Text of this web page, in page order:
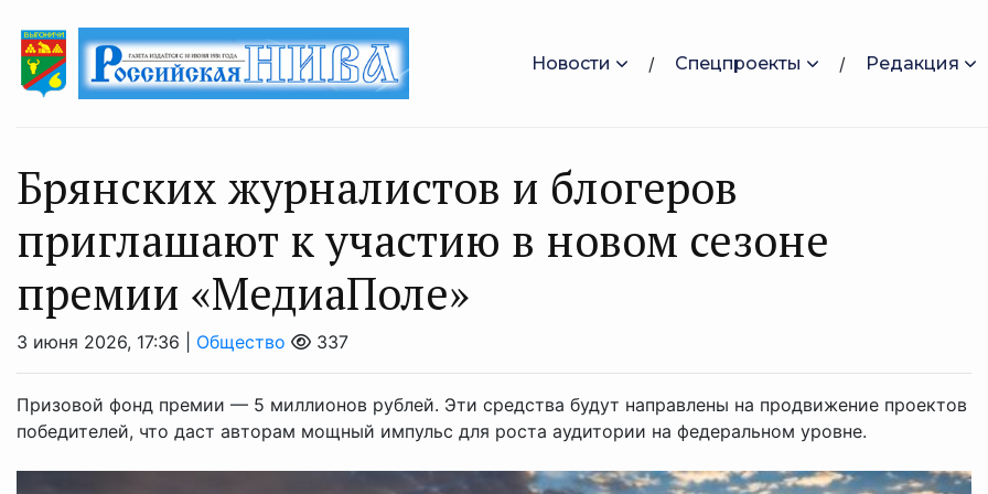
Новости Спецпроекты Редакция
Брянских журналистов и блогеров
приглашают к участию в новом сезоне
премии «МедиаПоле»
3 июня 2026, 17:36 | Общество 337
Призовой фонд премии — 5 миллионов рублей. Эти средства будут направлены на продвижение проектов
победителей, что даст авторам мощный импульс для роста аудитории на федеральном уровне.